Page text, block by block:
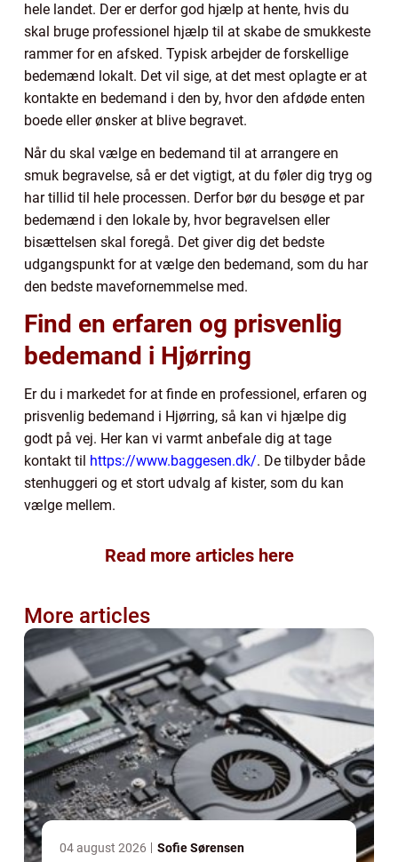
hele landet. Der er derfor god hjælp at hente, hvis du
skal bruge professionel hjælp til at skabe de smukkeste
rammer for en afsked. Typisk arbejder de forskellige
bedemænd lokalt. Det vil sige, at det mest oplagte er at
kontakte en bedemand i den by, hvor den afdøde enten
boede eller ønsker at blive begravet.
Når du skal vælge en bedemand til at arrangere en
smuk begravelse, så er det vigtigt, at du føler dig tryg og
har tillid til hele processen. Derfor bør du besøge et par
bedemænd i den lokale by, hvor begravelsen eller
bisættelsen skal foregå. Det giver dig det bedste
udgangspunkt for at vælge den bedemand, som du har
den bedste mavefornemmelse med.
Find en erfaren og prisvenlig
bedemand i Hjørring
Er du i markedet for at finde en professionel, erfaren og
prisvenlig bedemand i Hjørring, så kan vi hjælpe dig
godt på vej. Her kan vi varmt anbefale dig at tage
kontakt til https://www.baggesen.dk/. De tilbyder både
stenhuggeri og et stort udvalg af kister, som du kan
vælge mellem.
Read more articles here
More articles
04 august 2026 Sofie Sørensen